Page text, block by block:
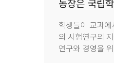
농장은 국립
학생들이 교과
의 시험연구의
연구와 경영을